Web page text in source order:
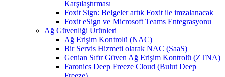
Karşılaştırması
Foxit Sign: Belgeler artık Foxit ile imzalanacak
Foxit eSign ve Microsoft Teams Entegrasyonu
Ağ Güvenliği Ürünleri
Ağ Erişim Kontrolü (NAC)
Bir Servis Hizmeti olarak NAC (SaaS)
Genian Sıfır Güven Ağ Erişim Kontrolü (ZTNA)
Faronics Deep Freeze Cloud (Bulut Deep